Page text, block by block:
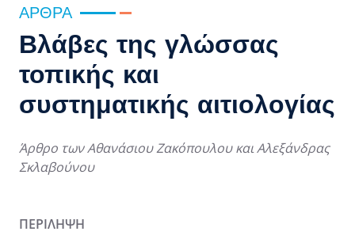
ΆΡΘΡΑ
Βλάβες της γλώσσας
τοπικής και
συστηματικής αιτιολογίας
Άρθρο των Αθανάσιου Ζακόπουλου και Αλεξάνδρας
Σκλαβούνου
ΠΕΡΙΛΗΨΗ